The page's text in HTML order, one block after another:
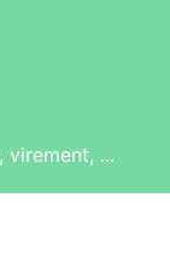
virement, ...